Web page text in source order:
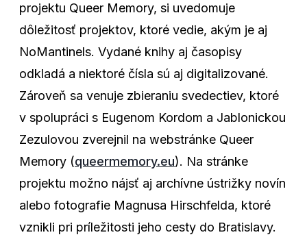
projektu Queer Memory, si uvedomuje
dôležitosť projektov, ktoré vedie, akým je aj
NoMantinels. Vydané knihy aj časopisy
odkladá a niektoré čísla sú aj digitalizované.
Zároveň sa venuje zbieraniu svedectiev, ktoré
v spolupráci s Eugenom Kordom a Jablonickou
Zezulovou zverejnil na webstránke Queer
Memory (queermemory.eu). Na stránke
projektu možno nájsť aj archívne ústrižky novín
alebo fotografie Magnusa Hirschfelda, ktoré
vznikli pri príležitosti jeho cesty do Bratislavy.